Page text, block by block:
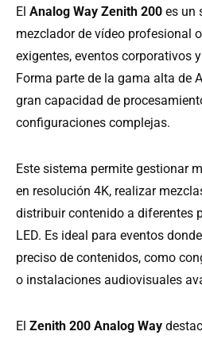
El Analog Way Zenith 200 es un
mezclador de vídeo profesional
exigentes, eventos corporativos
Forma parte de la gama alta de
gran capacidad de
configuraciones complejas.
Este sistema permite gestionar
en resolución 4K, realizar
distribuir contenido a diferentes
LED. Es ideal para eventos
preciso de contenidos, como
o instalaciones audiovisuales
El Zenith 200 Analog Way